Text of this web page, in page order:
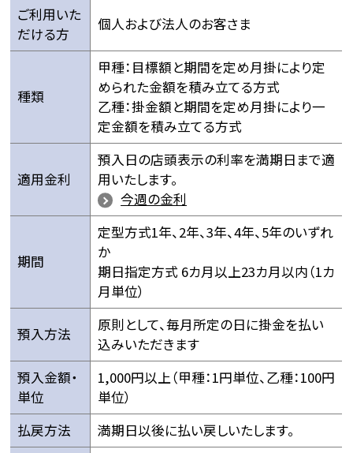
ご利用いた
だける方
個人および法人のお客さま
種類
甲種：目標額と期間を定め月掛により定
められた金額を積み立てる方式
乙種：掛金額と期間を定め月掛により一
定金額を積み立てる方式
適用金利
預入日の店頭表示の利率を満期日まで適
用いたします。
今週の金利
期間
定型方式1年、2年、3年、4年、5年のいずれ
か
期日指定方式 6カ月以上23カ月以内（1カ
月単位）
預入方法
原則として、毎月所定の日に掛金を払い
込みいただきます
預入金額・
単位
1,000円以上（甲種：1円単位、乙種：100円
単位）
払戻方法
満期日以後に払い戻しいたします。